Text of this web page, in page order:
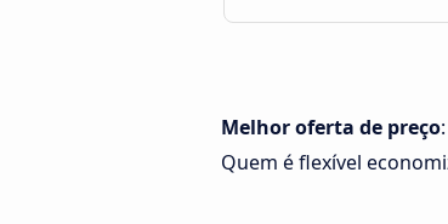
Melhor oferta de preço
Quem é flexível